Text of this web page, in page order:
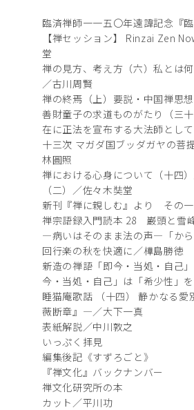
臨済禅師一一五〇年遠諱記念『
【禅セッション】 Rinzai Zen
堂
禅の見方、考え方（六）私とは
／古川周賢
禅の終焉（上）要説・中国禅思
善財童子の求道ものがたり（三
在に正法を宣布する大法師とし
十三次 マガダ国ブッダガヤの菩
林圓照
禅における心身について（十四
（二）／佐々木奘堂
新刊『禅に親しむ』より その
禅宗語録入門読本 28 巌頭と雪
―病いはそのまま法の声―「か
回行楽の秋を快適に／樺島勝徳
新造の禅語「即今・当処・自己
今・当処・自己」は「希少性」
睡猫庵歌話 （十四） 静かなる
薇断章』―／大下一真
表紙解説／中川敦之
いっぷく拝見
編集後記《すずろごと》
『禅文化』バックナンバー
禅文化研究所の本
カット／平川功